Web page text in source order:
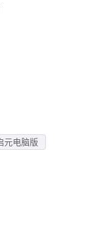
元电脑版